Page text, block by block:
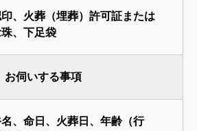
、 火葬（埋葬）許可証または
、下足袋
お伺いする事項
、命日、火葬日、年齢（行